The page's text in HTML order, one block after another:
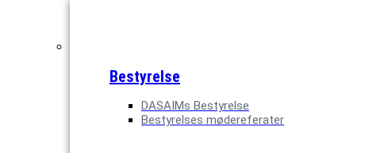
Bestyrelse
DASAIMs Bestyrelse
Bestyrelses mødereferater